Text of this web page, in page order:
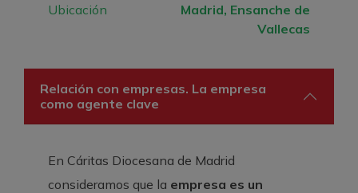
Ubicación
Madrid, Ensanche de
Vallecas
Relación con empresas. La empresa
como agente clave
En Cáritas Diocesana de Madrid
consideramos que la empresa es un